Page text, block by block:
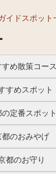
すめ散策コース
すめスポット
定番スポット
都のおみやげ
都のお守り
イド スポット